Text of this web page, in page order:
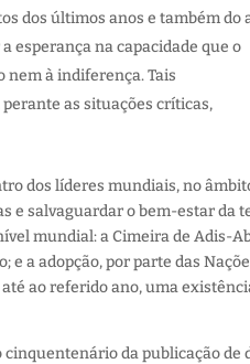
dos últimos anos e também do
esperança na capacidade que o
nem à indiferença. Tais
as situações críticas,
dos líderes mundiais, no
e salvaguardar o bem-estar da
mundial: a Cimeira de Adis-
a adopção, por parte das
ao referido ano, uma
da publicação de